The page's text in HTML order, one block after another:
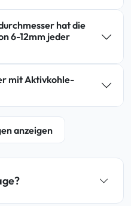
hat die
6-12mm jeder
mit Aktivkohle-
anzeigen